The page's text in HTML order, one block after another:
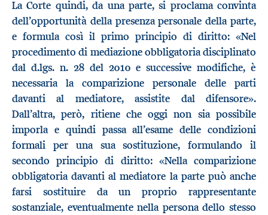
La Corte quindi, da una parte, si proclama convinta
dell’opportunità della presenza personale della parte,
e formula così il primo principio di diritto: «Nel
procedimento di mediazione obbligatoria disciplinato
dal d.lgs. n. 28 del 2010 e successive modifiche, è
necessaria la comparizione personale delle parti
davanti al mediatore, assistite dal difensore».
Dall’altra, però, ritiene che oggi non sia possibile
imporla e quindi passa all’esame delle condizioni
formali per una sua sostituzione, formulando il
secondo principio di diritto: «Nella comparizione
obbligatoria davanti al mediatore la parte può anche
farsi sostituire da un proprio rappresentante
sostanziale, eventualmente nella persona dello stesso